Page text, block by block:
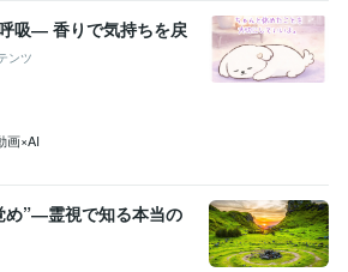
｡✨
取得年 : 2008年
取得年 : 2020年
レームワーク
吸― 香りで気持ちを戻
ンツ
画×AI
め”―霊視で知る本当の